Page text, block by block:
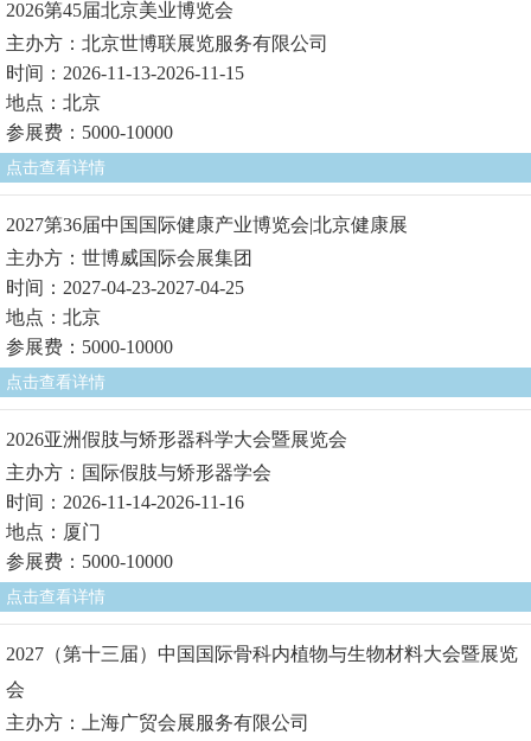
2026第45届北京美业博览会
主办方：北京世博联展览服务有限公司
时间：2026-11-13-2026-11-15
地点：北京
参展费：5000-10000
点击查看详情
2027第36届中国国际健康产业博览会|北京健康展
主办方：世博威国际会展集团
时间：2027-04-23-2027-04-25
地点：北京
参展费：5000-10000
点击查看详情
2026亚洲假肢与矫形器科学大会暨展览会
主办方：国际假肢与矫形器学会
时间：2026-11-14-2026-11-16
地点：厦门
参展费：5000-10000
点击查看详情
2027（第十三届）中国国际骨科内植物与生物材料大会暨展览
会
主办方：上海广贸会展服务有限公司